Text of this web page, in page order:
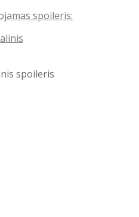
spoileris:
spoileris